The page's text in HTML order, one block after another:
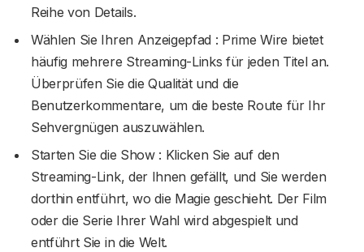
Reihe von Details.
Wählen Sie Ihren Anzeigepfad : Prime Wire bietet
häufig mehrere Streaming-Links für jeden Titel an.
Überprüfen Sie die Qualität und die
Benutzerkommentare, um die beste Route für Ihr
Sehvergnügen auszuwählen.
Starten Sie die Show : Klicken Sie auf den
Streaming-Link, der Ihnen gefällt, und Sie werden
dorthin entführt, wo die Magie geschieht. Der Film
oder die Serie Ihrer Wahl wird abgespielt und
entführt Sie in die Welt.